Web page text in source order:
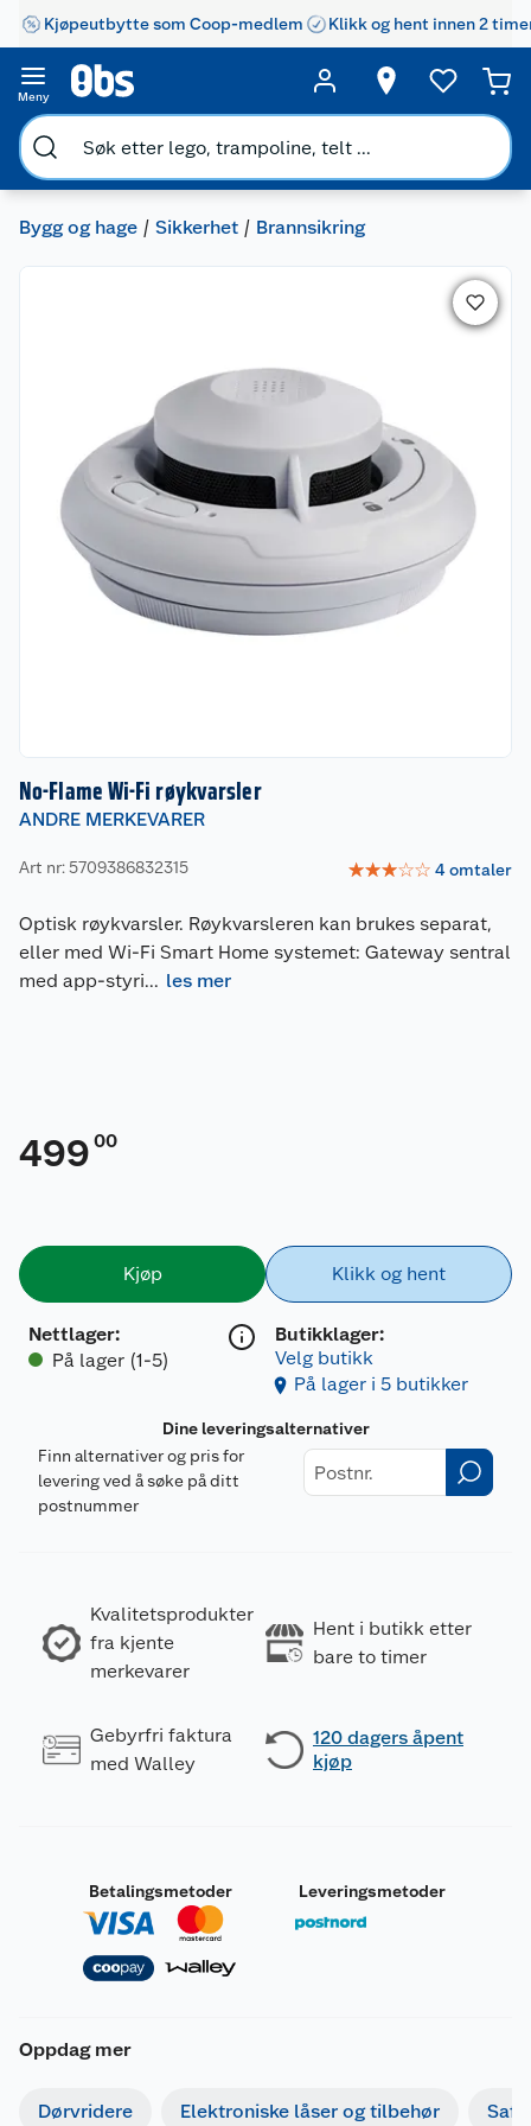
Kjøpeutbytte som Coop-medlem Klikk og hent innen 2
Meny
Bygg og hage Sikkerhet Brannsikring
No-Flame Wi-Fi røykvarsler
ANDRE MERKEVARER
Art nr: 5709386832315 ☆☆☆☆☆ 4omtaler
Optisk røykvarsler. Røykvarsleren kan brukes separat,
eller med Wi-Fi Smart Home systemet: Gateway sentral
med app-styri... les mer
499 00
Kjøp
Nettlager:
På lager (1-5)
Klikk og hent
Butikklager:
Velg butikk
På lager i 5 butikker
Dine leveringsalternativer
Finn alternativer og pris for
levering ved å søke på ditt
postnummer
Kvalitetsprodukter
fra kjente
merkevarer
Hent i butikk etter
bare to timer
Gebyrfri faktura
med Walley
120 dagers åpent
kjøp
Betalingsmetoder Leveringsmetoder
Oppdag mer
Dørvridere Elektroniske låser og tilbehør